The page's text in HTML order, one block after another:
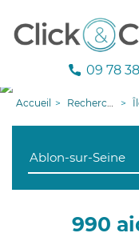
09 78
Accueil Recherche aide à domicile
990